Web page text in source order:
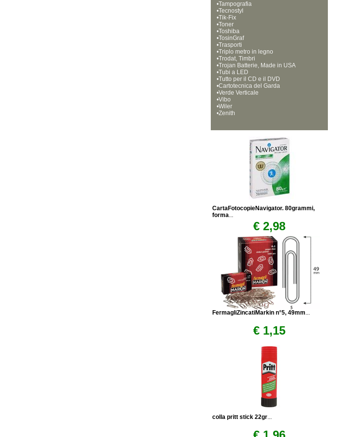
•Tampografia
•Tecnostyl
•Tik-Fix
•Toner
•Toshiba
•TosinGraf
•Trasporti
•Triplo metro in legno
•Trodat, Timbri
•Trojan Batterie, Made in USA
•Tubi a LED
•Tutto per il CD e il DVD
•Cartotecnica del Garda
•Verde Verticale
•Vibo
•Wiler
•Zenith
CartaFotocopieNavigator. 80grammi,
forma...
€ 2,98
FermagliZincatiMarkin n°5, 49mm...
€ 1,15
colla pritt stick 22gr...